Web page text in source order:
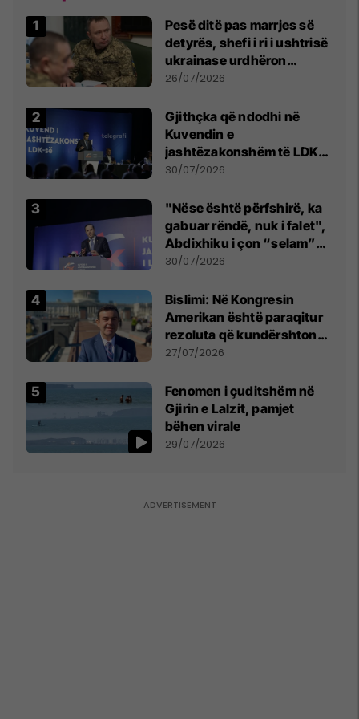
Pesë ditë pas marrjes së
detyrës, shefi i ri i ushtrisë
ukrainase urdhëron
kontroll të madh
26/07/2026
Gjithçka që ndodhi në
Kuvendin e
jashtëzakonshëm të LDK-
së
30/07/2026
"Nëse është përfshirë, ka
gabuar rëndë, nuk i falet",
Abdixhiku i çon “selam”
Përparim Ramës
30/07/2026
Bislimi: Në Kongresin
Amerikan është paraqitur
rezoluta që kundërshton
mbajtjen e Asamblesë
në Beograd
27/07/2026
Fenomen i çuditshëm në
Gjirin e Lalzit, pamjet
bëhen virale
29/07/2026